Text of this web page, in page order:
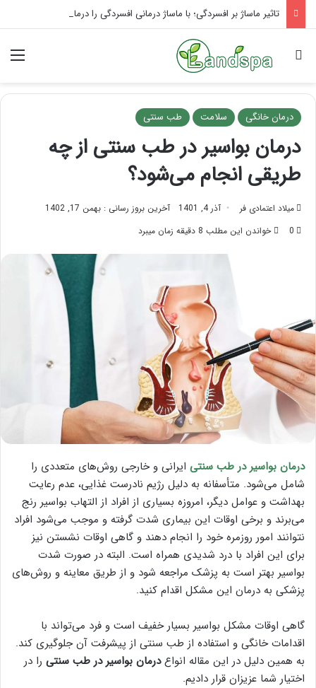
یوگای صورت برای لیفت: راز پوست جوان
جستجو برای
درمان خانگی سلامت طب سنتی
درمان بواسیر در طب سنتی از چه
طریقی انجام می‌شود؟
میلاد اعتمادی فر آذر 4, 1401
آخرین بروز رسانی : بهمن 17, 1402
0
خواندن این مطلب 8 دقیقه زمان میبرد
درمان بواسیر در طب سنتی ایرانی و خارجی روش‌های متعددی را
شامل می‌شود. متأسفانه به دلیل رژیم نادرست غذایی، عدم رعایت
بهداشت و عوامل دیگر، امروزه بسیاری از افراد از التهاب بواسیر رنج
می‌برند و برخی اوقات این بیماری شدت گرفته و موجب می‌شود افراد
نتوانند امور روزمره خود را انجام دهند و گاهی اوقات نشستن نیز
برای این افراد با درد شدیدی همراه است. البته در صورت شدت
بواسیر بهتر است به پزشک مراجعه شود و از طریق معاینه و روش‌های
پزشکی به درمان این مشکل اقدام کنید.
گاهی اوقات مشکل بواسیر بسیار خفیف است و فرد می‌تواند با
اقدامات خانگی و استفاده از طب سنتی از پیشرفت آن جلوگیری کند.
به همین دلیل در این مقاله انواعدرمان بواسیر در طب سنتی را در
اختیار شما عزیزان قرار دادیم.